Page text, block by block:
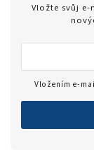
Vložte svůj
Vložením e-